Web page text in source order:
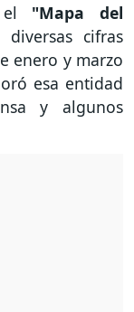
el "Mapa del
cifras
enero y marzo
esa entidad
y algunos